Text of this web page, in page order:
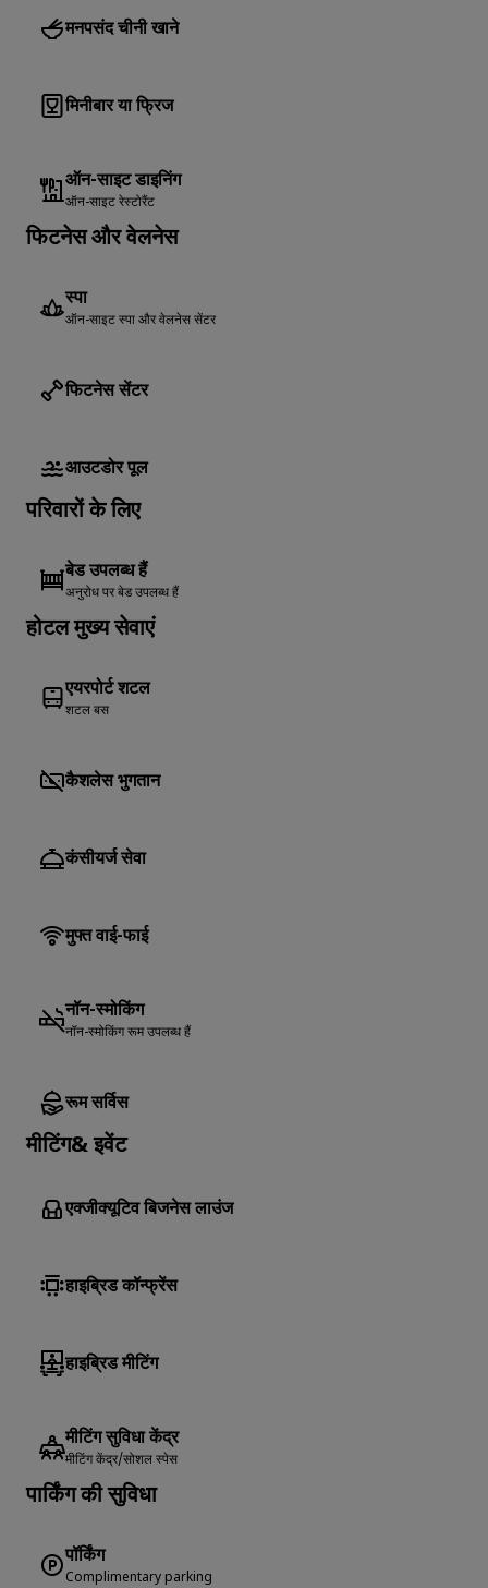
मनपसंद चीनी खाने
मिनीबार या फ्रिज
ऑन-साइट डाइनिंग
ऑन-साइट रेस्टोरैंट
फिटनेस और वेलनेस
स्पा
ऑन-साइट स्पा और वेलनेस सेंटर
फिटनेस सेंटर
आउटडोर पूल
परिवारों के लिए
बेड उपलब्ध हैं
अनुरोध पर बेड उपलब्ध हैं
होटल मुख्य सेवाएं
एयरपोर्ट शटल
शटल बस
कैशलेस भुगतान
कंसीयर्ज सेवा
मुफ्त वाई-फाई
नॉन-स्मोकिंग
नॉन-स्मोकिंग रूम उपलब्ध हैं
रूम सर्विस
मीटिंग& इवेंट
एक्जीक्यूटिव बिजनेस लाउंज
हाइब्रिड कॉन्फ्रेंस
हाइब्रिड मीटिंग
मीटिंग सुविधा केंद्र
मीटिंग केंद्र/सोशल स्पेस
पार्किंग की सुविधा
पॉर्किंग
Complimentary parking